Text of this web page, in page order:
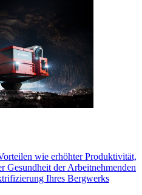
wie erhöhter Produktivität,
Gesundheit der Arbeitnehmenden
Ihres Bergwerks